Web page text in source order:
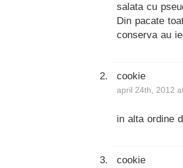
salata cu
Din pacate
conserva au
cookie
april 24th, 2012
in alta ordine
cookie